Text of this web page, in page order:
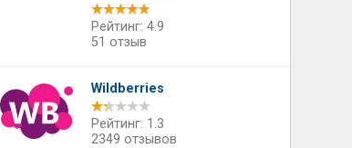
Рейтинг: 4.9
51 отзыв
Wildberries
Рейтинг: 1.3
2349 отзывов